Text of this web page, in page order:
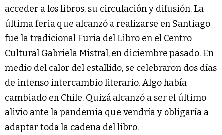
acceder a los libros, su circulación y difusión. La
última feria que alcanzó a realizarse en Santiago
fue la tradicional Furia del Libro en el Centro
Cultural Gabriela Mistral, en diciembre pasado. En
medio del calor del estallido, se celebraron dos días
de intenso intercambio literario. Algo había
cambiado en Chile. Quizá alcanzó a ser el último
alivio ante la pandemia que vendría y obligaría a
adaptar toda la cadena del libro.